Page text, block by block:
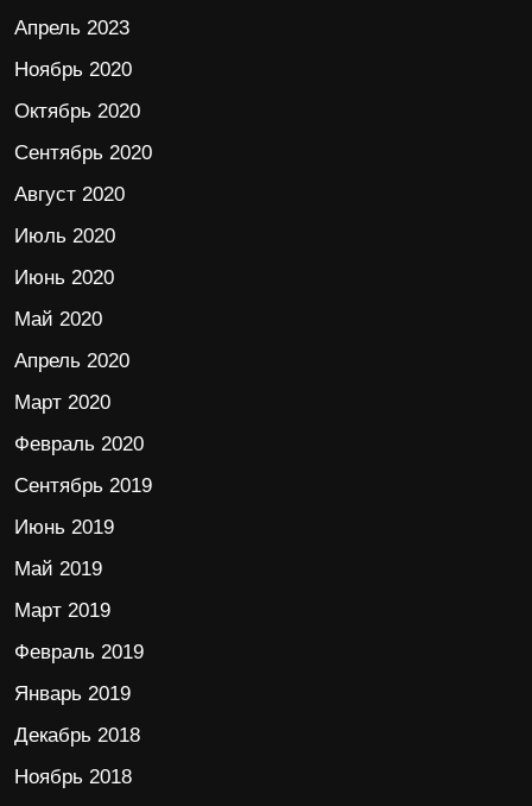
Апрель 2023
Ноябрь 2020
Октябрь 2020
Сентябрь 2020
Август 2020
Июль 2020
Июнь 2020
Май 2020
Апрель 2020
Март 2020
Февраль 2020
Сентябрь 2019
Июнь 2019
Май 2019
Март 2019
Февраль 2019
Январь 2019
Декабрь 2018
Ноябрь 2018